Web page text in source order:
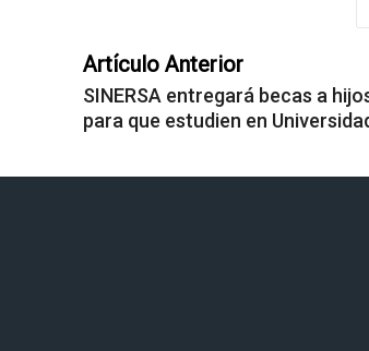
Artículo Anterior
SINERSA entregará becas a
para que estudien en